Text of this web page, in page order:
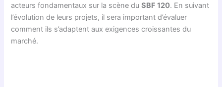
acteurs fondamentaux sur la scène duSBF 120. En suivant
l’évolution de leurs projets, il sera important d’évaluer
comment ils s’adaptent aux exigences croissantes du
marché.